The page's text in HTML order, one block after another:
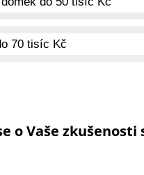
o Vaše